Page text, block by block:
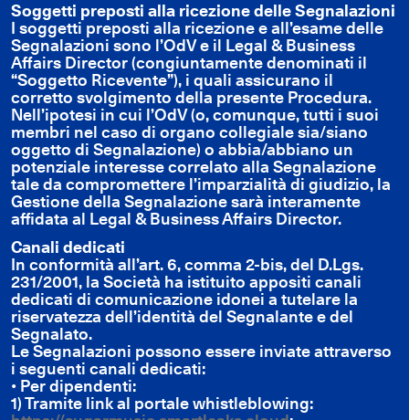
Soggetti preposti alla ricezione delle Segnalazioni
I soggetti preposti alla ricezione e all’esame delle
Segnalazioni sono l’OdV e il Legal & Business
Affairs Director (congiuntamente denominati il
“Soggetto Ricevente”), i quali assicurano il
corretto svolgimento della presente Procedura.
Nell’ipotesi in cui l’OdV (o, comunque, tutti i suoi
membri nel caso di organo collegiale sia/siano
oggetto di Segnalazione) o abbia/abbiano un
potenziale interesse correlato alla Segnalazione
tale da compromettere l’imparzialità di giudizio, la
Gestione della Segnalazione sarà interamente
affidata al Legal & Business Affairs Director.
Canali dedicati
In conformità all’art. 6, comma 2-bis, del D.Lgs.
231/2001, la Società ha istituito appositi canali
dedicati di comunicazione idonei a tutelare la
riservatezza dell’identità del Segnalante e del
Segnalato.
Le Segnalazioni possono essere inviate attraverso
i seguenti canali dedicati:
• Per dipendenti:
1) Tramite link al portale whistleblowing: